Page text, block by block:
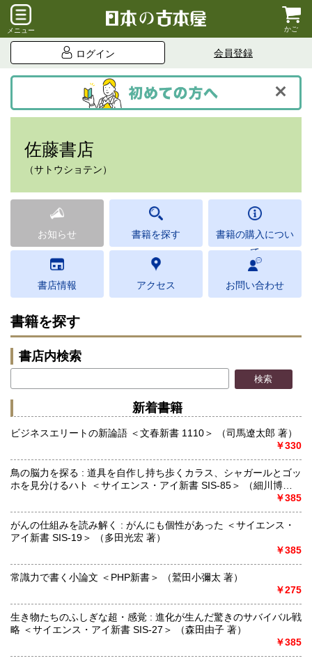
メニュー かご
ログイン 会員登録
佐藤書店
（サトウショテン）
お知らせ 書籍を探す
書籍の購入につい
て
書店情報 アクセス お問い合わせ
書籍を探す
書店内検索
新着書籍
ビジネスエリートの新論語 ＜文春新書 1110＞ （司馬遼太郎 著）
￥330
鳥の脳力を探る : 道具を自作し持ち歩くカラス、シャガールとゴッ
ホを見分けるハト ＜サイエンス・アイ新書 SIS-85＞ （細川博昭
￥385
がんの仕組みを読み解く : がんにも個性があった ＜サイエンス・
アイ新書 SIS-19＞ （多田光宏 著）
￥385
常識力で書く小論文 ＜PHP新書＞ （鷲田小彌太 著）
￥275
生き物たちのふしぎな超・感覚 : 進化が生んだ驚きのサバイバル戦
略 ＜サイエンス・アイ新書 SIS-27＞ （森田由子 著）
￥385